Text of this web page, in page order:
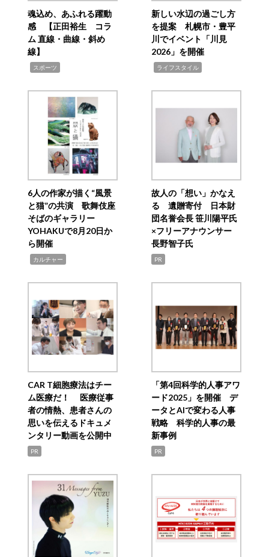
魂込め、あふれる躍動
感 【正田裕生 コラ
ム 直線・曲線・斜め
線】
スポーツ
新しい水辺の過ごし方
を提案 札幌市・豊平
川でイベント「川見
2026」を開催
ライフスタイル
6人の作家が描く“風景
と猫”の共演 歌舞伎座
そばのギャラリー
YOHAKUで8月20日か
ら開催
カルチャー
故人の「想い」かなえ
る 遺贈寄付 日本財
団名誉会長 笹川陽平氏
×フリーアナウンサー
長野智子氏
PR
CAR T細胞療法はチー
ム医療だ！ 医療従事
者の情熱、患者さんの
思いを伝えるドキュメ
ンタリー動画を公開中
PR
「第4回科学的人事アワ
ード2025」を開催 デ
ータとAIで変わる人事
戦略 科学的人事の最
新事例
PR